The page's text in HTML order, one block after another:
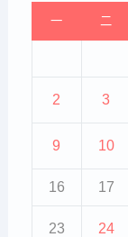
一 二
2 3
9 10
16 17
23 24